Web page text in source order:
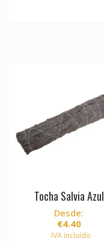
Tocha Salvia Azul
Desde:
€4.40
IVA incluído